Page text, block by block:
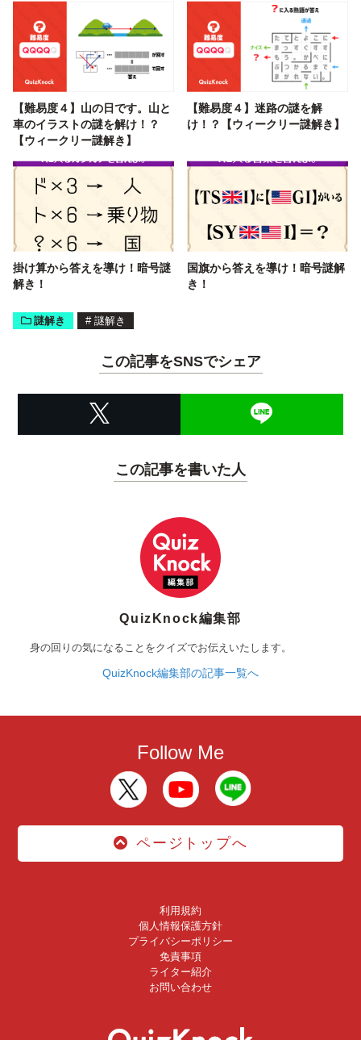
【難易度４】山の日です。山と
車のイラストの謎を解け！？
【ウィークリー謎解き】
【難易度４】迷路の謎を解
け！？【ウィークリー謎解き】
掛け算から答えを導け！暗号謎
解き！
国旗から答えを導け！暗号謎解
き！
謎解き # 謎解き
この記事をSNSでシェア
この記事を書いた人
QuizKnock編集部
身の回りの気になることをクイズでお伝えいたします。
QuizKnock編集部の記事一覧へ
Follow Me
ページトップへ
利用規約
個人情報保護方針
プライバシーポリシー
免責事項
ライター紹介
お問い合わせ